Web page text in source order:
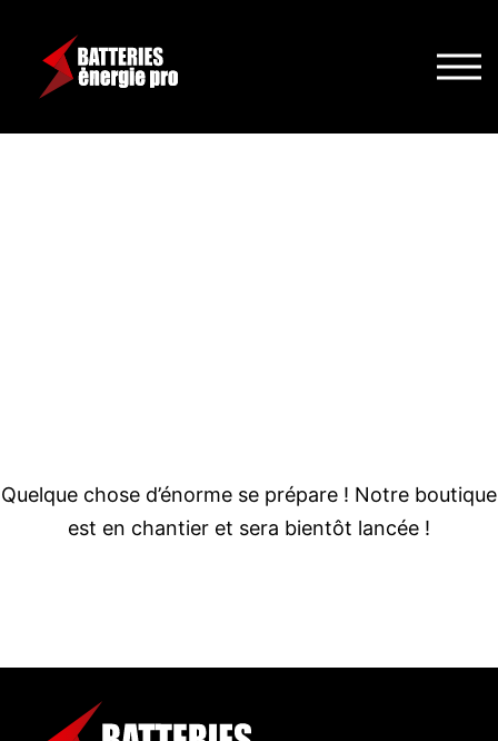
Quelque chose d’énorme se prépare ! Notre boutique
est en chantier et sera bientôt lancée !